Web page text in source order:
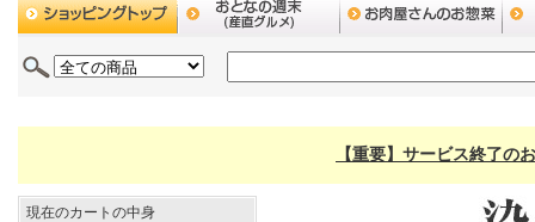
【重要】サービス終了の
現在のカートの中身